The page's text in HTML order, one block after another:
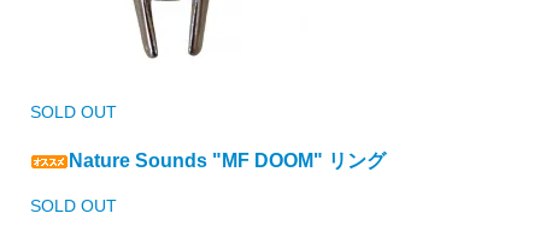
SOLD OUT
Nature Sounds "MF DOOM" リング
SOLD OUT